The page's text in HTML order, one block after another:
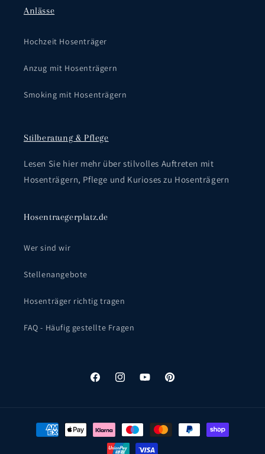
Anlässe
Hochzeit Hosenträger
Anzug mit Hosenträgern
Smoking mit Hosenträgern
Stilberatung & Pflege
Lesen Sie hier mehr über stilvolles Auftreten mit
Hosenträgern, Pflege und Kurioses zu Hosenträgern
Hosentraegerplatz.de
Wer sind wir
Stellenangebote
Hosenträger richtig tragen
FAQ - Häufig gestellte Fragen
FacebookInstagramYouTubePinterest
Zahlungsmethoden